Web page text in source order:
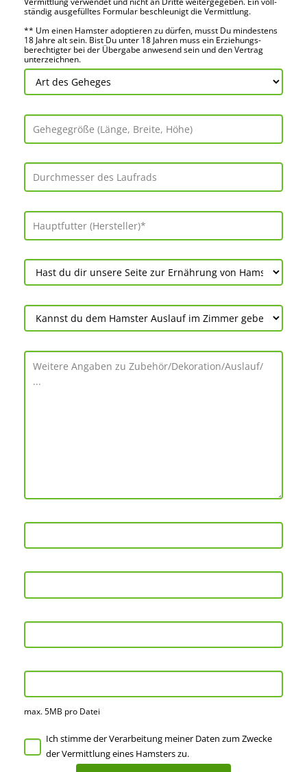
ständig ausge­fülltes Formular beschleu­nigt die Vermitt­lung.
** Um einen Hamster adoptieren zu dürfen, musst Du mindes­tens
18 Jahre alt sein. Bist Du unter 18 Jahren muss ein Erziehungs­
berechtigter bei der Über­gabe anwes­end sein und den Vertrag
unter­zeichnen.
max. 5MB pro Datei
Ich stimme der Verarbeitung meiner Daten zum Zwecke
der Vermittlung eines Hamsters zu.